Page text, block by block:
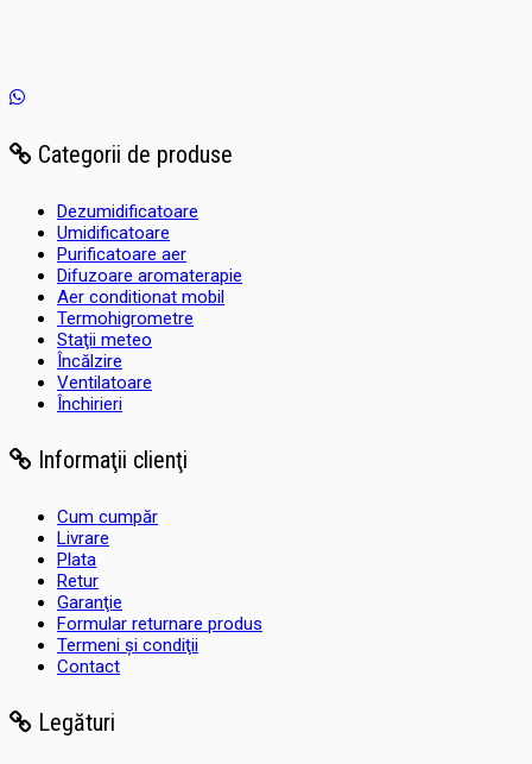
Categorii de produse
Dezumidificatoare
Umidificatoare
Purificatoare aer
Difuzoare aromaterapie
Aer conditionat mobil
Termohigrometre
Staţii meteo
Încălzire
Ventilatoare
Închirieri
Informaţii clienţi
Cum cumpăr
Livrare
Plata
Retur
Garanţie
Formular returnare produs
Termeni şi condiţii
Contact
Legături